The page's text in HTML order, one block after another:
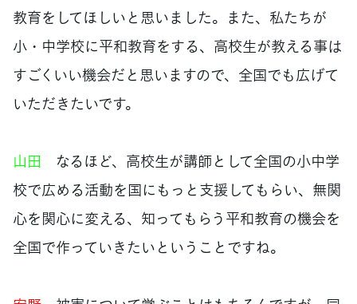
教育をしてほしいと思いました。また、私たちが
小・中学校に平和教育をする、高校生が教える事は
すごくいい機会だと思いますので、全国でも広げて
いただきたいです。
山田 なるほど、高校生が講師として全国の小中学
校で広める活動を国にもっと支援してもらい、無関
心を関心に変える、知ってもらう平和教育の機会を
全国で作っていきたいということですね。